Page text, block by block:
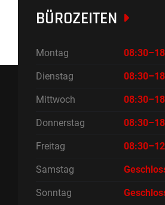
BÜROZEITEN
Montag
Dienstag
Mittwoch
Donnerstag
Freitag
Samstag
Sonntag